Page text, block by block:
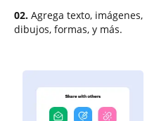
02. Agrega texto, imágenes,
dibujos, formas, y más.